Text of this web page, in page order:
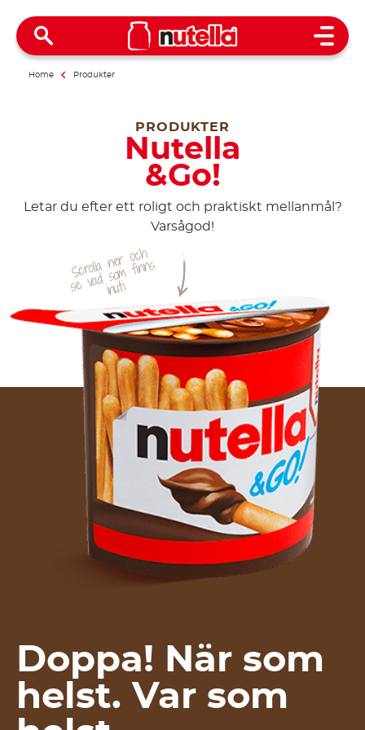
Open
Home Produkter
PRODUKTER
Nutella
&Go!
Letar du efter ett roligt och praktiskt mellanmål?
Varsågod!
Doppa! När som
helst. Var som